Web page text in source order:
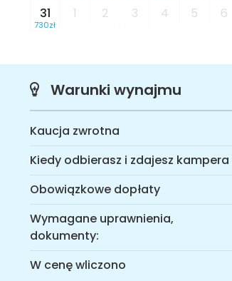
31
730zł
1 2 3 4 5 6
Warunki wynajmu
Kaucja zwrotna
Kiedy odbierasz i zdajesz kampera
Obowiązkowe dopłaty
Wymagane uprawnienia,
dokumenty:
W cenę wliczono